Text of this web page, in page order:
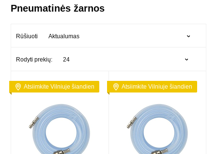
Pneumatinės žarnos
Rūšiuoti Aktualumas
Rodyti prekių: 24
Atsiimkite Vilniuje šiandien Atsiimkite Vilniuje šiandien